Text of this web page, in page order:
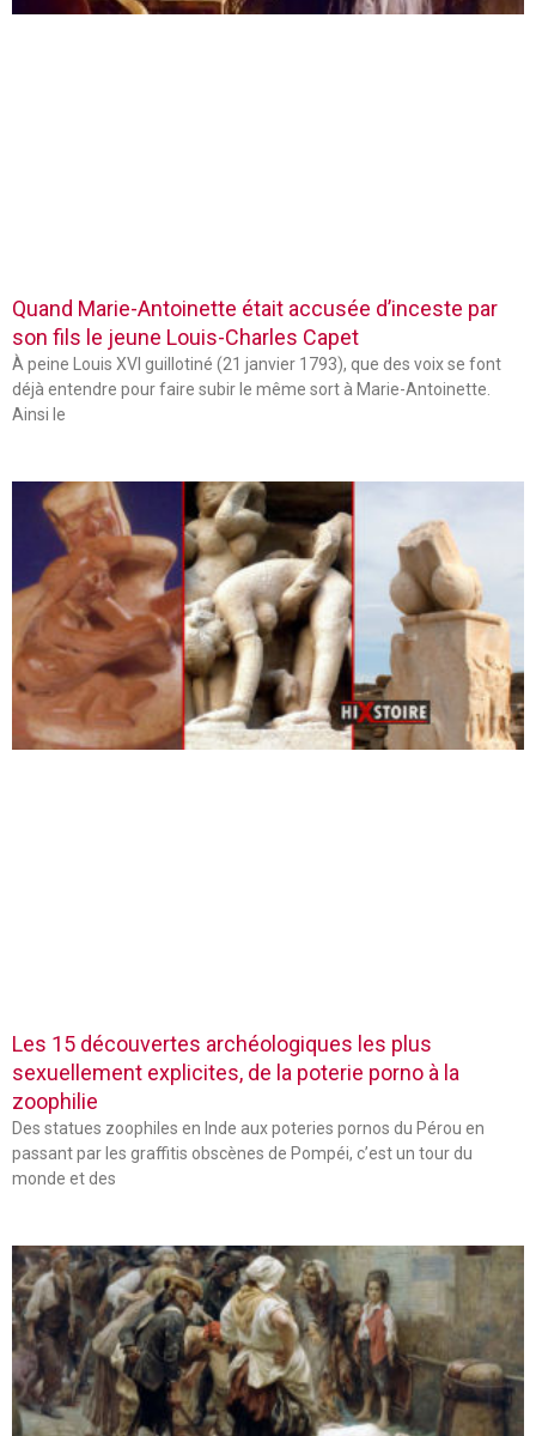
Quand Marie-Antoinette était accusée d’inceste par
son fils le jeune Louis-Charles Capet
À peine Louis XVI guillotiné (21 janvier 1793), que des voix se font
déjà entendre pour faire subir le même sort à Marie-Antoinette.
Ainsi le
Les 15 découvertes archéologiques les plus
sexuellement explicites, de la poterie porno à la
zoophilie
Des statues zoophiles en Inde aux poteries pornos du Pérou en
passant par les graffitis obscènes de Pompéi, c’est un tour du
monde et des